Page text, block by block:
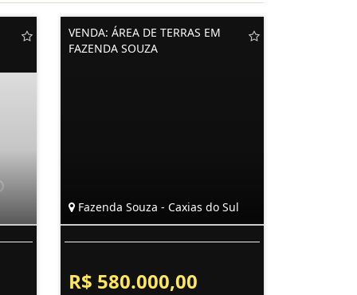
VENDA: ÁREA DE TERRAS EM
FAZENDA SOUZA
Fazenda Souza - Caxias do Sul
R$ 580.000,00